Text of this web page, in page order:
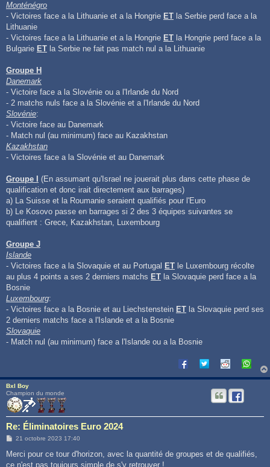
Monténégro
- Victoires face a la Lithuanie et a la Hongrie ET la Serbie perd face a la
Lithuanie
- Victoires face a la Lithuanie et a la Hongrie ET la Hongrie perd face a la
Bulgarie ET la Serbie ne fait pas match nul a la Lithuanie
Groupe H
Danemark
- Victoire face a la Slovénie ou a l'Irlande du Nord
- 2 matchs nuls face a la Slovénie et a l'Irlande du Nord
Slovénie:
- Victoire face au Danemark
- Match nul (au minimum) face au Kazakhstan
Kazakhstan
- Victoires face a la Slovénie et au Danemark
Groupe I
(En assumant qu'Israel ne jouerait plus dans cette phase de
qualification et donc irait directement aux barrages)
a) La Suisse et la Roumanie seraient qualifiés pour l'Euro
b) Le Kosovo passe en barrages si 2 des 3 équipes suivantes se
qualifient : Grece, Kazakhstan, Luxembourg
Groupe J
Islande
- Victoires face a la Slovaquie et au Portugal ET le Luxembourg récolte
au plus 4 points a ses 2 derniers matchs ET la Slovaquie perd face a la
Bosnie
Luxembourg:
- Victoires face a la Bosnie et au Liechstenstein ET la Slovaquie perd ses
2 derniers matchs face a l'Islande et a la Bosnie
Slovaquie
- Match nul (au minimum) face a l'Islande ou a la Bosnie
Bxl Boy
Champion du monde
Re: Éliminatoires Euro 2024
M
s
21 octobre 2023 17:40
Merci pour ce tour d'horizon, avec la quantité de groupes et de qualifiés,
ce n'est pas toujours simple de s'y retrouver !